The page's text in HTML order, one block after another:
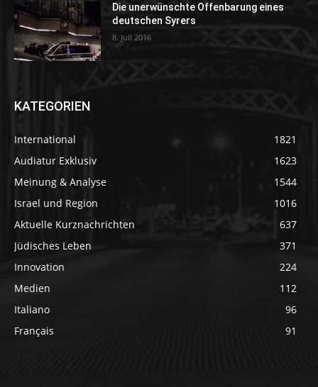
Die unerwünschte Offenbarung eines
deutschen Syrers
8. Juli 2016
KATEGORIEN
International
1821
Audiatur Exklusiv
1623
Meinung & Analyse
1544
Israel und Region
1016
Aktuelle Kurznachrichten
637
Jüdisches Leben
371
Innovation
224
Medien
112
Italiano
96
Français
91